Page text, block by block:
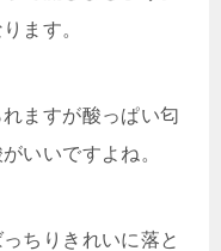
ます。
ますが酸っぱい匂
いいですよね。
ちりきれいに落と